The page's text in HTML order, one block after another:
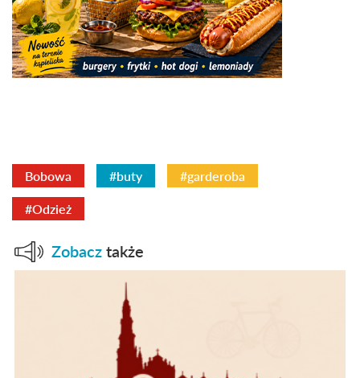
Bobowa #buty #garderoba
#Odzież
Zobacz także